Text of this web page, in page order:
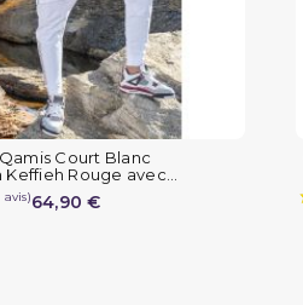
Court Blanc
Keffieh Rouge avec...
64,90 €